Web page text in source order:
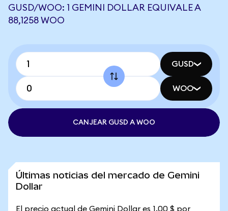
GUSD/WOO: 1 GEMINI DOLLAR EQUIVALE A
88,1258 WOO
GUSD
WOO
CANJEAR GUSD A WOO
Últimas noticias del mercado de Gemini
Dollar
El precio actual de Gemini Dollar es 1,00 $ por